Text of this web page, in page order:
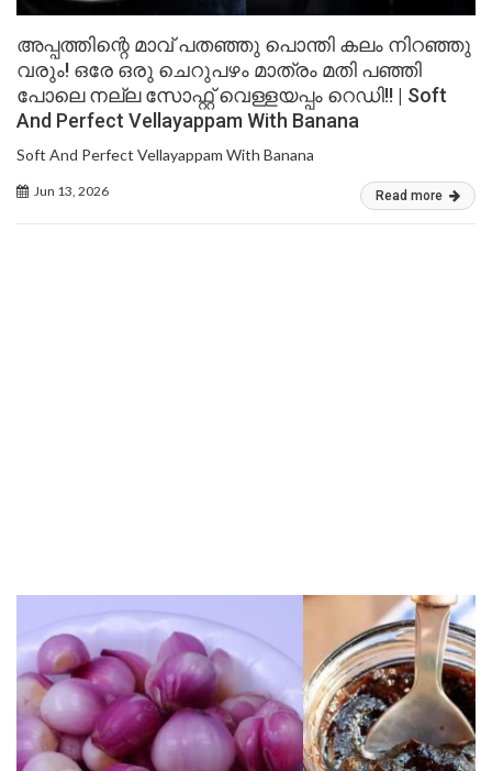
അപ്പത്തിന്റെ മാവ് പതഞ്ഞു പൊന്തി കലം നിറഞ്ഞു
വരും! ഒരേ ഒരു ചെറുപഴം മാത്രം മതി പഞ്ഞി
പോലെ നല്ല സോഫ്റ്റ് വെള്ളയപ്പം റെഡി!! | Soft
And Perfect Vellayappam With Banana
Soft And Perfect Vellayappam With Banana
Jun 13, 2026 Read more